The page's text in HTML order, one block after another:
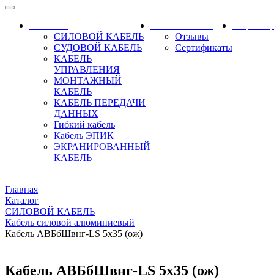
СИЛОВОЙ КАБЕЛЬ
СУДОВОЙ КАБЕЛЬ
КАБЕЛЬ
УПРАВЛЕНИЯ
МОНТАЖНЫЙ
КАБЕЛЬ
КАБЕЛЬ ПЕРЕДАЧИ
ДАННЫХ
Гибкий кабель
Кабель ЭПИК
ЭКРАНИРОВАННЫЙ
КАБЕЛЬ
Отзывы
Сертификаты
Главная
Каталог
СИЛОВОЙ КАБЕЛЬ
Кабель силовой алюминиевый
Кабель АВБбШвнг-LS 5х35 (ож)
Кабель АВБбШвнг-LS 5х35 (ож)